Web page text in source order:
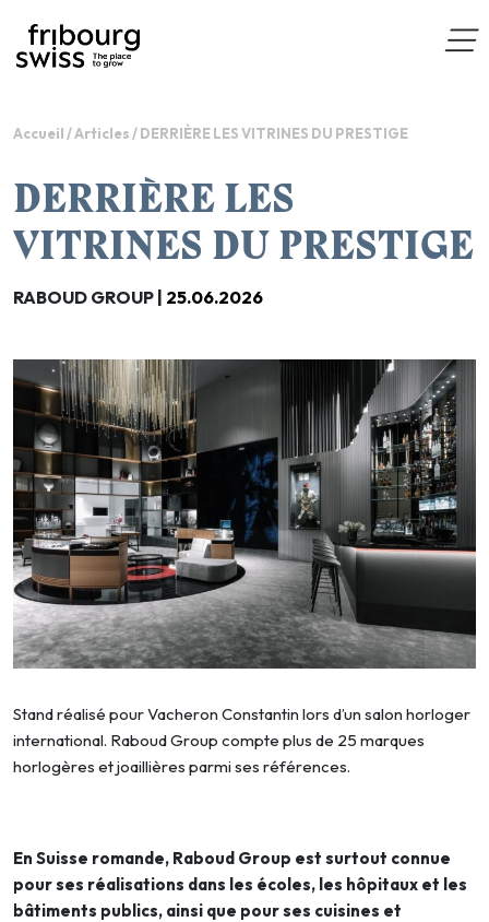
Accueil /Articles /DERRIÈRE LES VITRINES DU PRESTIGE
DERRIÈRE LES
VITRINES DU PRESTIGE
RABOUD GROUP | 25.06.2026
Stand réalisé pour Vacheron Constantin lors d’un salon horloger
international. Raboud Group compte plus de 25 marques
horlogères et joaillières parmi ses références.
En Suisse romande, Raboud Group est surtout connue
pour ses réalisations dans les écoles, les hôpitaux et les
bâtiments publics, ainsi que pour ses cuisines et